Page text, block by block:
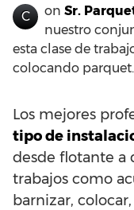
C on Sr.
nuestro
esta clase de
colocando parquet.
Los mejores
tipo de
desde flotante a
trabajos como
barnizar,